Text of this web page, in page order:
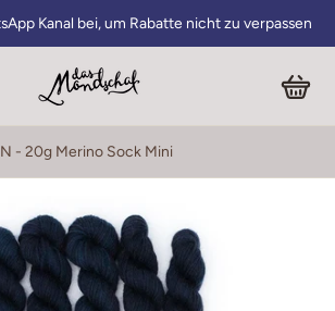
Kanal bei, um Rabatte nicht zu verpassen
- 20g Merino Sock Mini